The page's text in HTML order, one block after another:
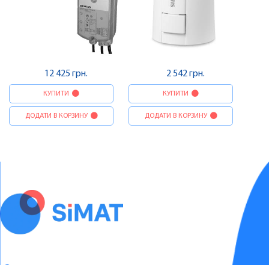
12 425 грн.
КУПИТИ
ДОДАТИ В КОРЗИНУ
2 542 грн.
КУПИТИ
ДОДАТИ В КОРЗИНУ